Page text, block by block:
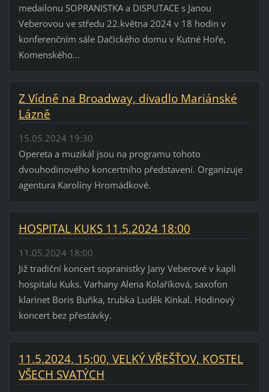
medailonu SOPRANISTKA a DISPUTACE s Janou
Veberovou ve středu 22.května 2024 v 18 hodin v
konferenčním sále Dačického domu v Kutné Hoře,
Komenského...
Z Vídně na Broadway, divadlo Mariánské
Lázně
15.05.2024 19:30
Opereta a muzikál jsou na programu tohoto
dvouhodinového koncertního představení. Organizuje
agentura Karolíny Hromádkové.
HOSPITAL KUKS 11.5.2024 18:00
11.05.2024 18:00
Již tradiční koncert sopranistky Jany Veberové v kapli
hospitalu Kuks. Varhany Alena Kolaříková, saxofon
klarinet Boris Buňka, trubka Luděk Kinkal. Hodinový
koncert bez přestávky.
11.5.2024, 15:00, VELKÝ VŘEŠŤOV, KOSTEL
VŠECH SVATÝCH